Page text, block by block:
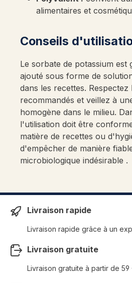
alimentaires et
Conseils
Le sorbate de potassium est
ajouté sous forme de
dans les recettes. Respectez
recommandés et veillez à
homogène dans le milieu.
l'utilisation doit être
matière de recettes ou
d'empêcher de manière
microbiologique indésirable .
Livraison rapide
Livraison rapide grâce à un
Livraison gratuite
Livraison gratuite à partir de